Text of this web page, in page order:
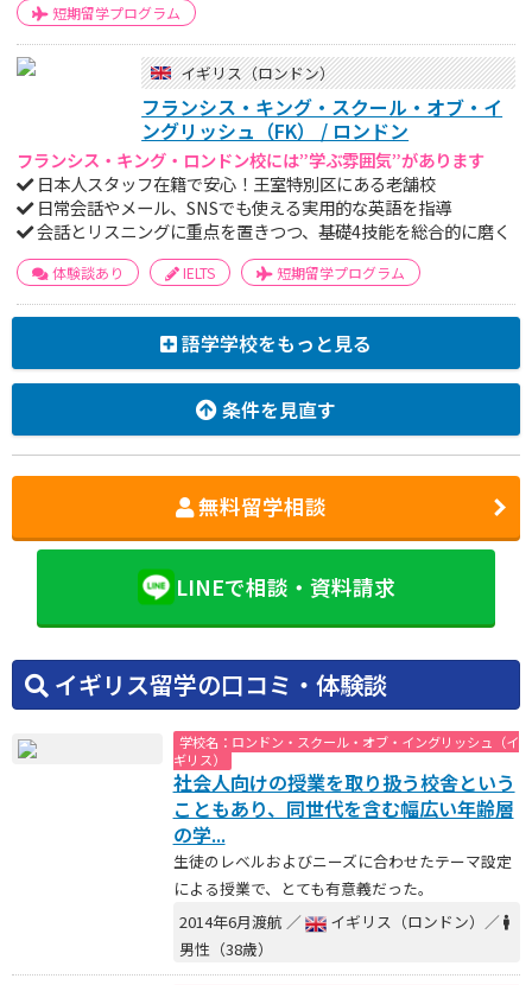
短期留学プログラム
イギリス（ロンドン）
フランシス・キング・スクール・オブ・イ
ングリッシュ（FK） / ロンドン
フランシス・キング・ロンドン校には”学ぶ雰囲気”があります
日本人スタッフ在籍で安心！王室特別区にある老舗校
日常会話やメール、SNSでも使える実用的な英語を指導
会話とリスニングに重点を置きつつ、基礎4技能を総合的に磨く
体験談あり IELTS 短期留学プログラム
語学学校をもっと見る
条件を見直す
無料留学相談
LINEで相談・資料請求
イギリス留学の口コミ・体験談
学校名：ロンドン・スクール・オブ・イングリッシュ（イ
ギリス）
社会人向けの授業を取り扱う校舎という
こともあり、同世代を含む幅広い年齢層
の学...
生徒のレベルおよびニーズに合わせたテーマ設定
による授業で、とても有意義だった。
2014年6月渡航 ／
イギリス（ロンドン）／
男性（38歳）